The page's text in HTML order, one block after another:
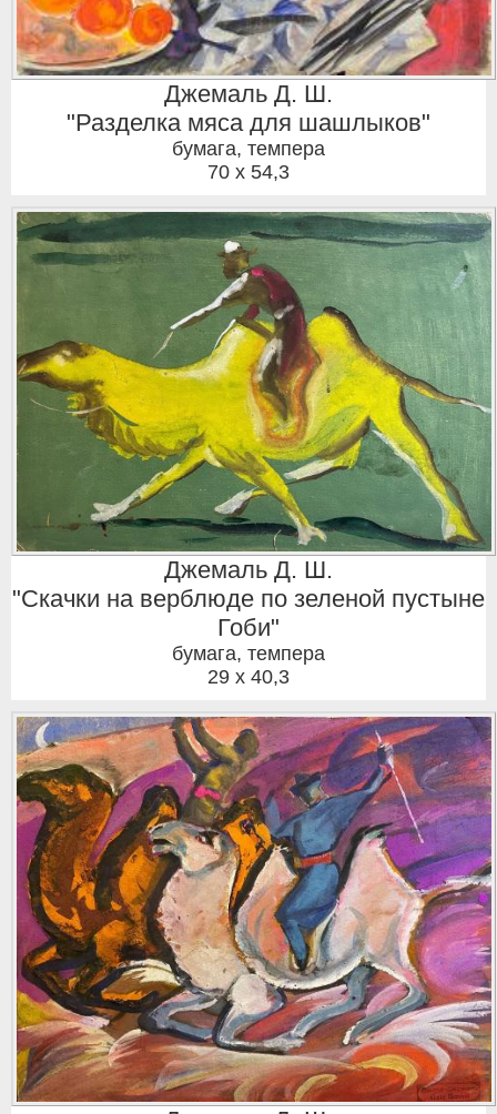
Джемаль Д. Ш.
"Разделка мяса для шашлыков"
бумага, темпера
70 x 54,3
Джемаль Д. Ш.
"Скачки на верблюде по зеленой пустыне
Гоби"
бумага, темпера
29 x 40,3